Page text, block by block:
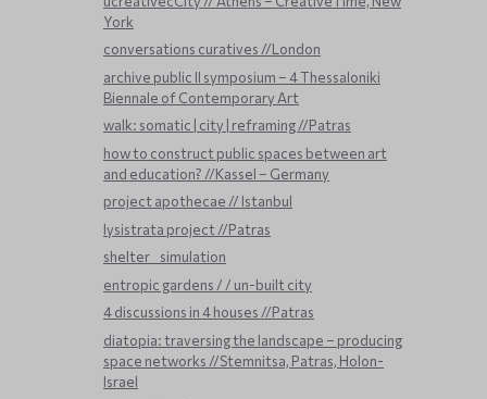
York
conversations curatives //London
archive public ΙΙ symposium – 4 Thessaloniki
Biennale of Contemporary Art
walk: somatic | city | reframing //Patras
how to construct public spaces between art
and education? //Kassel – Germany
project apothecae // Istanbul
lysistrata project //Patras
shelter _ simulation
entropic gardens / / un-built city
4 discussions in 4 houses //Patras
diatopia: traversing the landscape – producing
space networks //Stemnitsa, Patras, Holon-
Israel